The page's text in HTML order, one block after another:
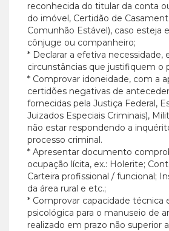
reconhecida do titular da conta
do imóvel, Certidão de
Comunhão Estável), caso esteja
cônjuge ou companheiro;
* Declarar a efetiva necessidade,
circunstâncias que justifiquem o
* Comprovar idoneidade, com a
certidões negativas de
fornecidas pela Justiça Federal,
Juizados Especiais Criminais),
não estar respondendo a
processo criminal.
* Apresentar documento
ocupação lícita, ex.: Holerite;
Carteira profissional / funcional;
da área rural e etc.;
* Comprovar capacidade técnica
psicológica para o manuseio de
realizado em prazo não superior